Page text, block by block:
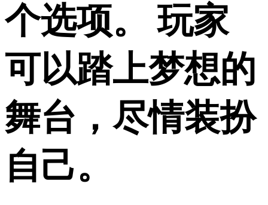
个选项。 玩家
可以踏上梦想的
舞台，尽情装扮
自己。